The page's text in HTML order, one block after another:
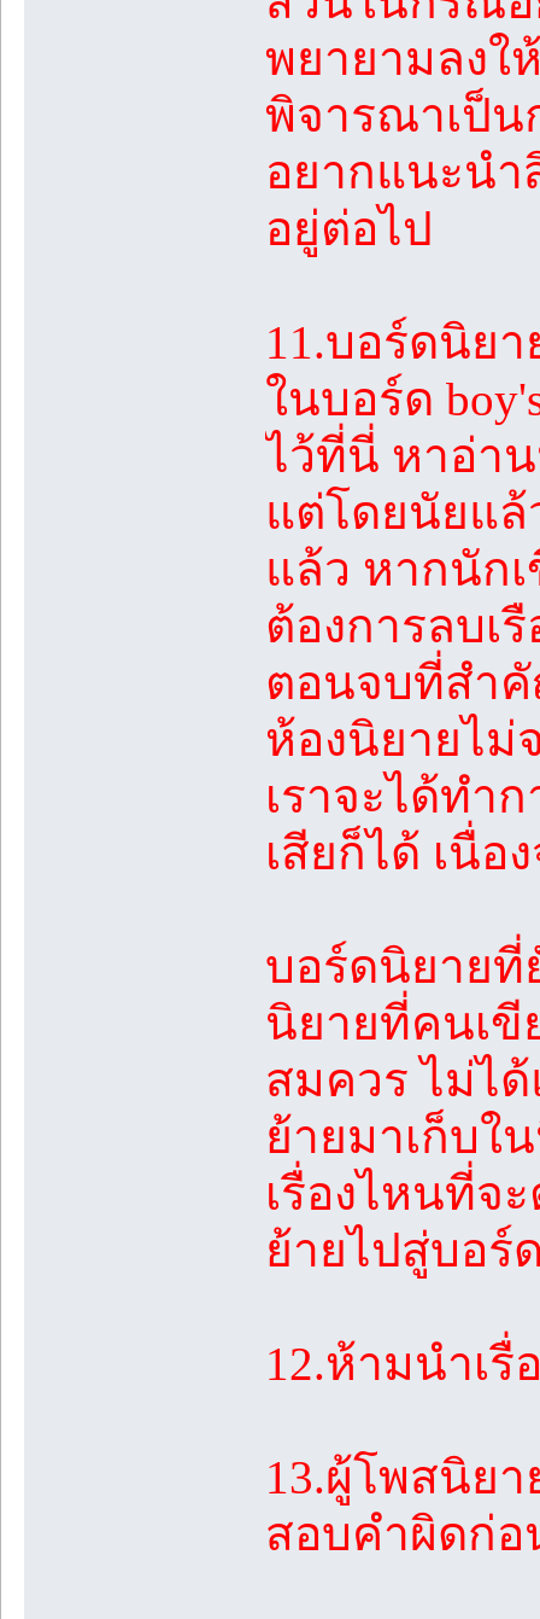
พยายามลงใ
พิจารณาเป็น
อยากแนะนำ
อยู่ต่อไป
11.บอร์ดนิย
ในบอร์ด
ไว้ที่นี่ หาอ่า
แต่โดยนัยแล้
แล้ว หากนัก
ต้องการลบเ
ตอนจบที่สำคั
ห้องนิยายไม่
เราจะได้ทำ
เสียก็ได้ เนื่
บอร์ดนิยายที่
นิยายที่คนเขี
สมควร ไม่ไ
ย้ายมาเก็บใ
เรื่องไหนที่จ
ย้ายไปสู่บอร์
12.ห้ามนำเ
13.ผู้โพสนิย
สอบคำผิดก่